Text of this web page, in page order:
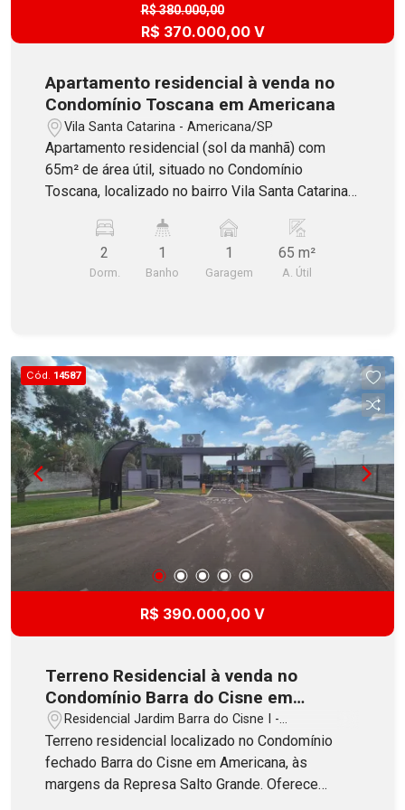
R$ 380.000,00
R$ 370.000,00 V
Apartamento residencial à venda no
Condomínio Toscana em Americana
Vila Santa Catarina - Americana/SP
Apartamento residencial (sol da manhã) com
65m² de área útil, situado no Condomínio
Toscana, localizado no bairro Vila Santa Catarina
banheiro social, ampla sala dois ambientes com
sacada, cozinha incluindo armarios e cooktop,
área serviço também com armários e 1 vaga de
pagamento!
2
Dorm.
1
Banho
1
Garagem
65 m²
A. Útil
Cód. 14587
R$ 390.000,00 V
Terreno Residencial à venda no
Condomínio Barra do Cisne em
Americana
Residencial Jardim Barra do Cisne I -
Americana/SP
Terreno residencial localizado no Condomínio
fechado Barra do Cisne em Americana, às
margens da Represa Salto Grande. Oferece